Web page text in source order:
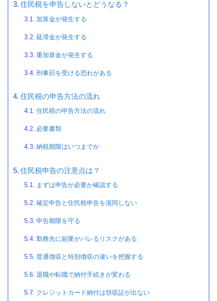
住民税を申告しないとどうなる？
加算金が発生する
延滞金が発生する
重加算金が発生する
刑事罰を受ける恐れがある
住民税の申告方法の流れ
住民税の申告方法の流れ
必要書類
納税期限はいつまでか
住民税申告の注意点は？
まずは申告が必要か確認する
確定申告と住民税申告を混同しない
申告期限を守る
勤務先に副業がバレるリスクがある
普通徴収と特別徴収の違いを把握する
退職や転職で納付手続きが変わる
クレジットカード納付は領収証が出ない